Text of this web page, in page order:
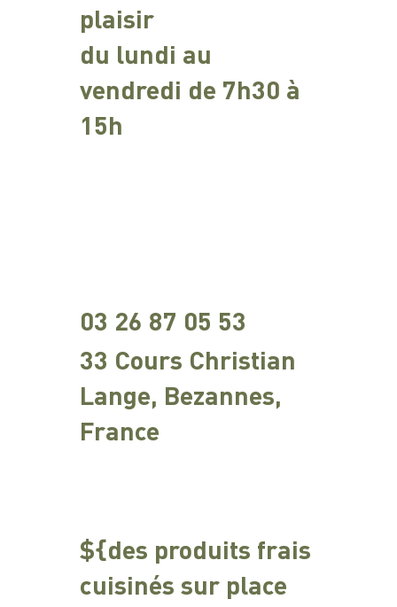
plaisir
du lundi au
vendredi de 7h30 à
15h
33 Cours Christian
Lange, Bezannes,
France
03 26 87 05 53
${des produits frais
cuisinés sur place